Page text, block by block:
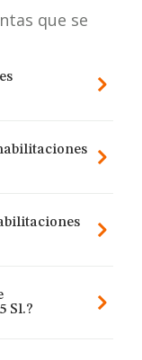
que se
Sl.?